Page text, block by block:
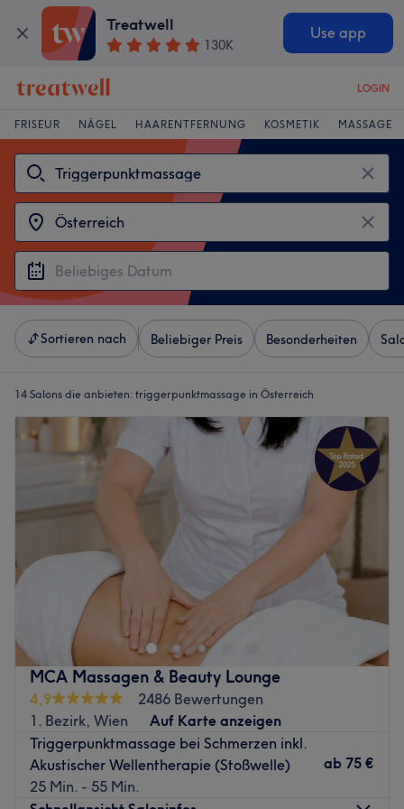
Treatwell
130K
Use app
LOGIN
FRISEUR NÄGEL HAARENTFERNUNG KOSMETIK MASSAGE
Sortieren nach Beliebiger Preis Besonderheiten
14 Salons die anbieten: triggerpunktmassage in Österreich
MCA Massagen & Beauty Lounge
4,9
2486 Bewertungen
1. Bezirk, Wien
Auf Karte anzeigen
Triggerpunktmassage bei Schmerzen inkl.
Akustischer Wellentherapie (Stoßwelle)
25 Min. - 55 Min.
ab 75 €